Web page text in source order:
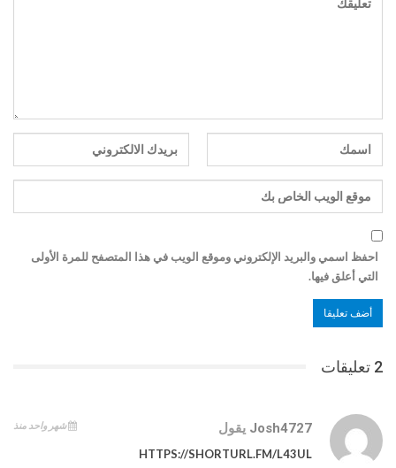
احفظ اسمي والبريد الإلكتروني وموقع الويب في هذا المتصفح للمرة الأولى
التي أعلق فيها.
2 تعليقات
Josh4727 يقول شهر واحد منذ
HTTPS://SHORTURL.FM/L43UL